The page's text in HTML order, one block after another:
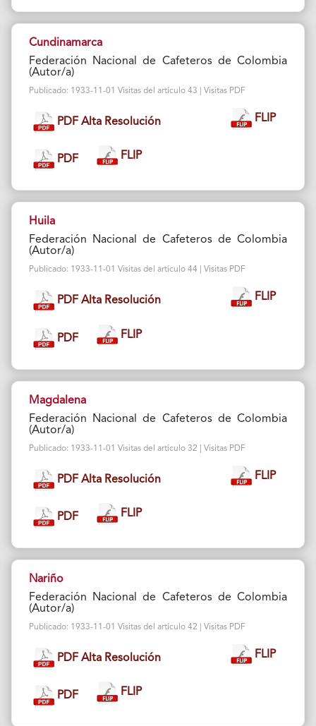
Cundinamarca
Federación Nacional de Cafeteros de Colombia
(Autor/a)
Publicado: 1933-11-01 Visitas del artículo 43 | Visitas PDF
PDF Alta Resolución FLIP
PDF FLIP
Huila
Federación Nacional de Cafeteros de Colombia
(Autor/a)
Publicado: 1933-11-01 Visitas del artículo 44 | Visitas PDF
PDF Alta Resolución FLIP
PDF FLIP
Magdalena
Federación Nacional de Cafeteros de Colombia
(Autor/a)
Publicado: 1933-11-01 Visitas del artículo 32 | Visitas PDF
PDF Alta Resolución FLIP
PDF FLIP
Nariño
Federación Nacional de Cafeteros de Colombia
(Autor/a)
Publicado: 1933-11-01 Visitas del artículo 42 | Visitas PDF
PDF Alta Resolución FLIP
PDF FLIP